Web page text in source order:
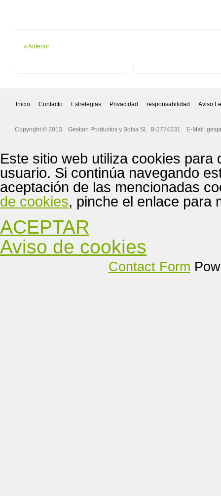
« Anterior
Inicio Contacto Estretegias Privacidad responsabilidad Aviso
Copyright © 2013 Gestion Productos y Bolsa SL B-2774231 E-Mail:
Este sitio web utiliza cookies
usuario. Si continúa navegando
aceptación de las mencionadas
de cookies, pinche el enlace para
ACEPTAR
Aviso de cookies
Contact Form